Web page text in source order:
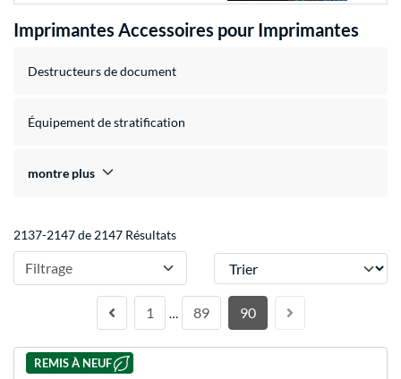
Imprimantes Accessoires pour Imprimantes
Destructeurs de document
Équipement de stratification
montre plus
2137-2147 de 2147 Résultats
Filtrage Trier
1 … 89 90
REMIS À NEUF